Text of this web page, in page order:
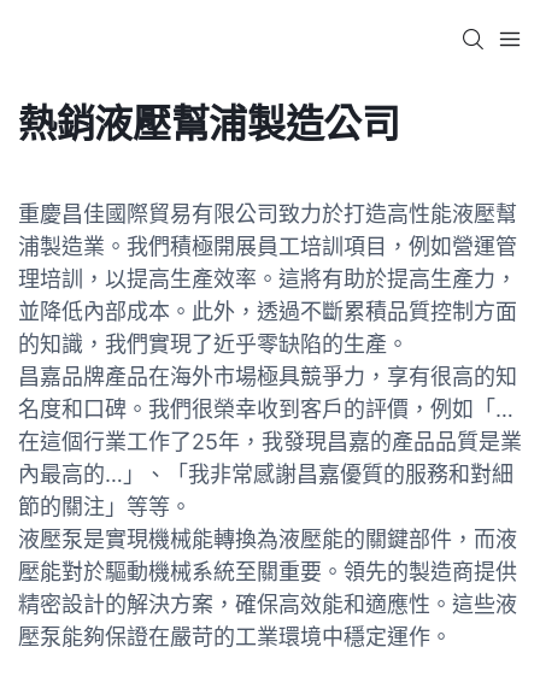
熱銷液壓幫浦製造公司
重慶昌佳國際貿易有限公司致力於打造高性能液壓幫
浦製造業。我們積極開展員工培訓項目，例如營運管
理培訓，以提高生產效率。這將有助於提高生產力，
並降低內部成本。此外，透過不斷累積品質控制方面
的知識，我們實現了近乎零缺陷的生產。
昌嘉品牌產品在海外市場極具競爭力，享有很高的知
名度和口碑。我們很榮幸收到客戶的評價，例如「…
在這個行業工作了25年，我發現昌嘉的產品品質是業
內最高的…」、「我非常感謝昌嘉優質的服務和對細
節的關注」等等。
液壓泵是實現機械能轉換為液壓能的關鍵部件，而液
壓能對於驅動機械系統至關重要。領先的製造商提供
精密設計的解決方案，確保高效能和適應性。這些液
壓泵能夠保證在嚴苛的工業環境中穩定運作。